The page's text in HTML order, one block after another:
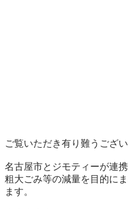
ご覧いただき有り難うござい
名古屋市とジモティーが連
粗⼤ごみ等の減量を⽬的に
ます。